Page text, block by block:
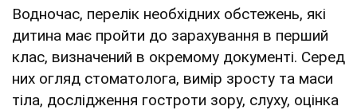
Водночас, перелік необхідних обстежень, які
дитина має пройти до зарахування в перший
клас, визначений в окремому документі. Серед
них огляд стоматолога, вимір зросту та маси
тіла, дослідження гостроти зору, слуху, оцінка